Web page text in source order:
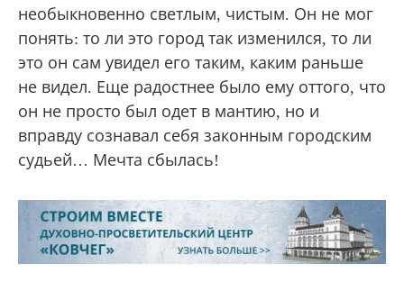
необыкновенно светлым, чистым. Он не мог
понять: то ли это город так изменился, то ли
это он сам увидел его таким, каким раньше
не видел. Еще радостнее было ему оттого, что
он не просто был одет в мантию, но и
вправду сознавал себя законным городским
судьей… Мечта сбылась!